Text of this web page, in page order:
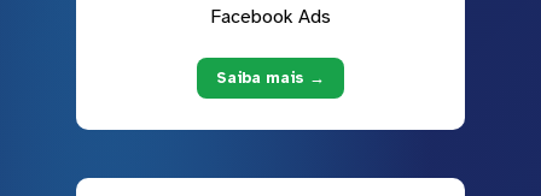
Facebook Ads
Saiba mais →